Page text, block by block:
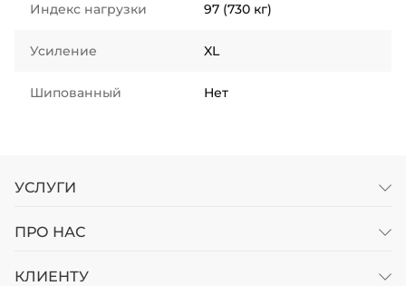
Индекс нагрузки 97 (730 кг)
Усиление XL
Шипованный Нет
УСЛУГИ
ПРО НАС
КЛИЕНТУ